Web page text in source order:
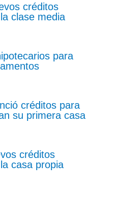
créditos
clase media
para
créditos para
su primera casa
créditos
casa propia